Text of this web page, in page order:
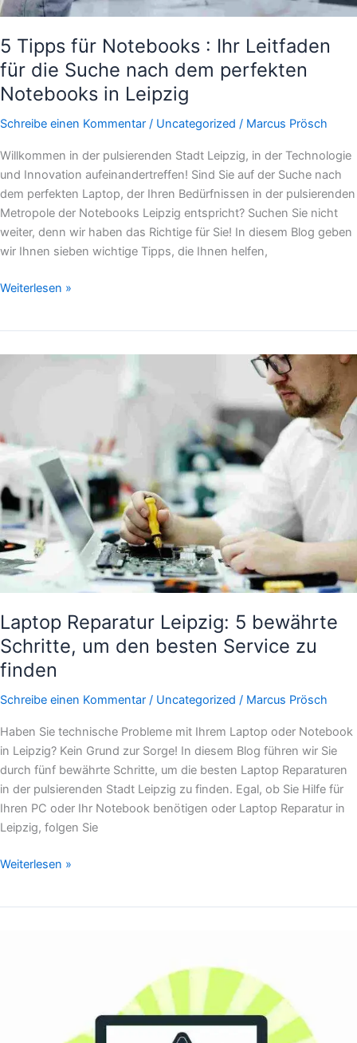
5 Tipps für Notebooks : Ihr Leitfaden
für die Suche nach dem perfekten
Notebooks in Leipzig
Schreibe einen Kommentar / Uncategorized / Marcus Prösch
Willkommen in der pulsierenden Stadt Leipzig, in der Technologie
und Innovation aufeinandertreffen! Sind Sie auf der Suche nach
dem perfekten Laptop, der Ihren Bedürfnissen in der pulsierenden
Metropole der Notebooks Leipzig entspricht? Suchen Sie nicht
weiter, denn wir haben das Richtige für Sie! In diesem Blog geben
wir Ihnen sieben wichtige Tipps, die Ihnen helfen,
perfekten
Notebooks
in
Leipzig
Weiterlesen »
Laptop Reparatur Leipzig: 5 bewährte
Schritte, um den besten Service zu
finden
Schreibe einen Kommentar / Uncategorized / Marcus Prösch
Haben Sie technische Probleme mit Ihrem Laptop oder Notebook
in Leipzig? Kein Grund zur Sorge! In diesem Blog führen wir Sie
durch fünf bewährte Schritte, um die besten Laptop Reparaturen
in der pulsierenden Stadt Leipzig zu finden. Egal, ob Sie Hilfe für
Ihren PC oder Ihr Notebook benötigen oder Laptop Reparatur in
Leipzig, folgen Sie
bewährte
Schritte,
den
besten
Service
zu
finden
Weiterlesen »